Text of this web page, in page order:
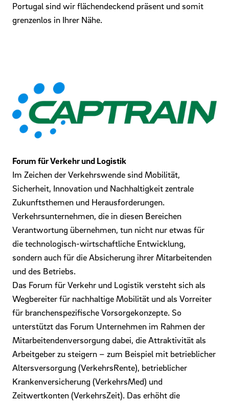
Portugal sind wir flächendeckend präsent und somit
grenzenlos in Ihrer Nähe.
Forum für Verkehr und Logistik
Im Zeichen der Verkehrswende sind Mobilität,
Sicherheit, Innovation und Nachhaltigkeit zentrale
Zukunftsthemen und Herausforderungen.
Verkehrsunternehmen, die in diesen Bereichen
Verantwortung übernehmen, tun nicht nur etwas für
die technologisch-wirtschaftliche Entwicklung,
sondern auch für die Absicherung ihrer Mitarbeitenden
und des Betriebs.
Das Forum für Verkehr und Logistik versteht sich als
Wegbereiter für nachhaltige Mobilität und als Vorreiter
für branchenspezifische Vorsorgekonzepte. So
unterstützt das Forum Unternehmen im Rahmen der
Mitarbeitendenversorgung dabei, die Attraktivität als
Arbeitgeber zu steigern – zum Beispiel mit betrieblicher
Altersversorgung (VerkehrsRente), betrieblicher
Krankenversicherung (VerkehrsMed) und
Zeitwertkonten (VerkehrsZeit). Das erhöht die